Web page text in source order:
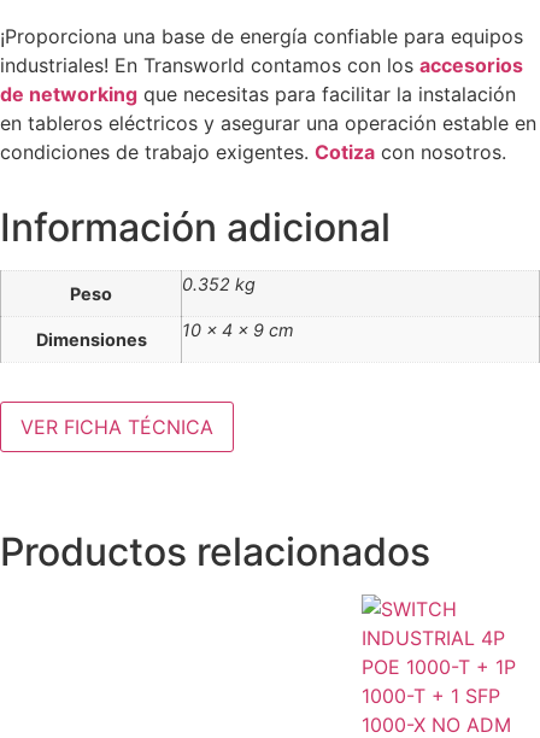
¡Proporciona una base de energía confiable para equipos
industriales! En Transworld contamos con los accesorios
de networking que necesitas para facilitar la instalación
en tableros eléctricos y asegurar una operación estable en
condiciones de trabajo exigentes. Cotiza con nosotros.
Información adicional
Peso 0.352 kg
Dimensiones 10 × 4 × 9 cm
VER FICHA TÉCNICA
Productos relacionados